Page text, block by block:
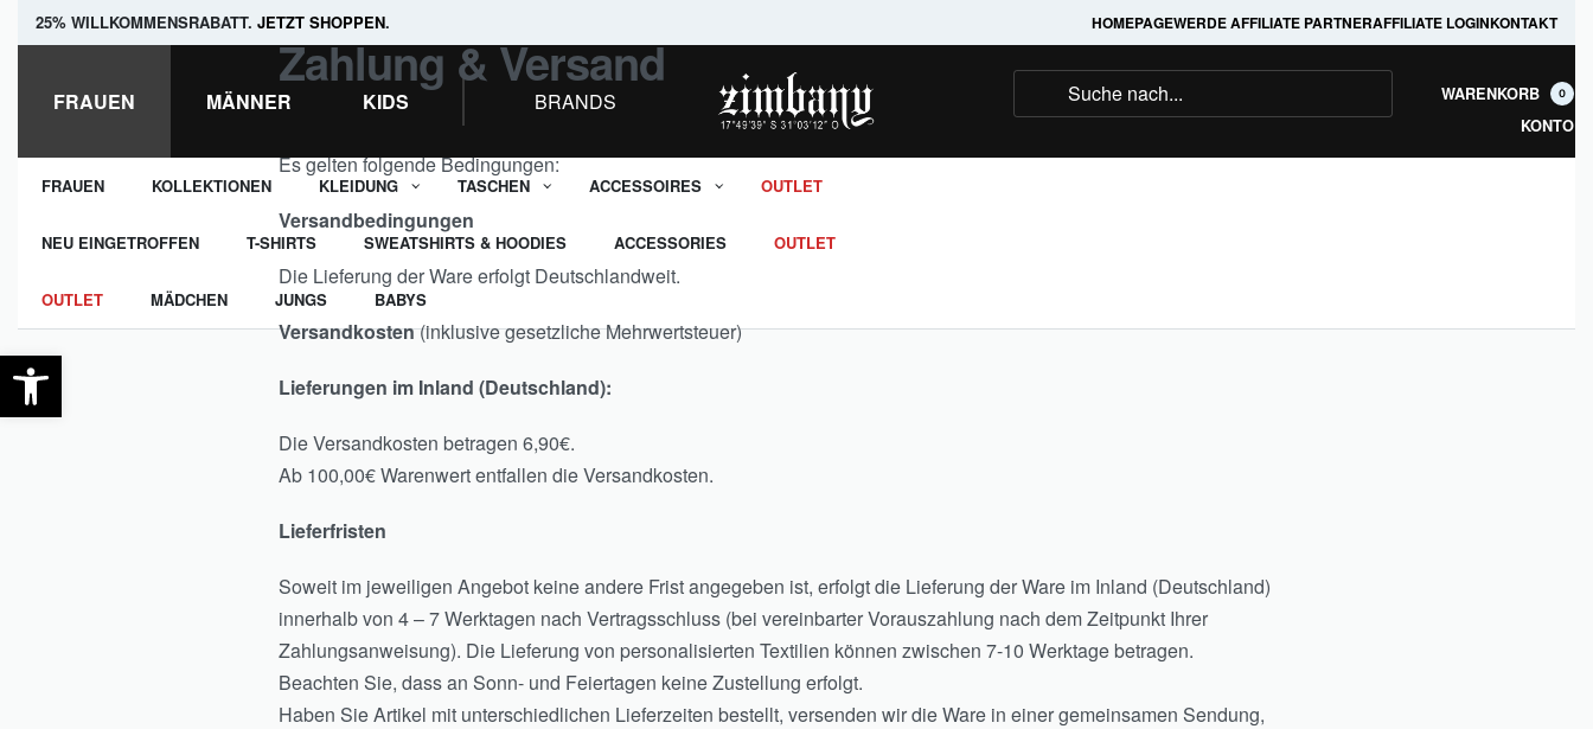
25% WILLKOMMENSRABATT. JETZT SHOPPEN. HOMEPAGEWERDE AFFILIATE PARTNERAFFILIATE LOGINKONTAKT
FRAUEN MÄNNER KIDS BRANDS WARENKORB 0
KONTO
FRAUEN KOLLEKTIONEN KLEIDUNG TASCHEN ACCESSOIRES OUTLET
NEU EINGETROFFEN T-SHIRTS SWEATSHIRTS & HOODIES ACCESSORIES OUTLET
OUTLET MÄDCHEN JUNGS BABYS
Zahlung & Versand
Es gelten folgende Bedingungen:
Versandbedingungen
Die Lieferung der Ware erfolgt Deutschlandweit.
Versandkosten(inklusive gesetzliche Mehrwertsteuer)
Lieferungen im Inland (Deutschland):
Die Versandkosten betragen 6,90€.
Ab 100,00€ Warenwert entfallen die Versandkosten.
Lieferfristen
Soweit im jeweiligen Angebot keine andere Frist angegeben ist, erfolgt die Lieferung der Ware im Inland (Deutschland)
innerhalb von 4 – 7 Werktagen nach Vertragsschluss (bei vereinbarter Vorauszahlung nach dem Zeitpunkt Ihrer
Zahlungsanweisung). Die Lieferung von personalisierten Textilien können zwischen 7-10 Werktage betragen.
Beachten Sie, dass an Sonn- und Feiertagen keine Zustellung erfolgt.
Haben Sie Artikel mit unterschiedlichen Lieferzeiten bestellt, versenden wir die Ware in einer gemeinsamen Sendung,
Open toolbar